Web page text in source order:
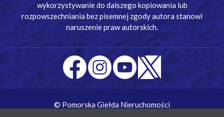
wykorzystywanie do dalszego kopiowania lub
rozpowszechniania bez pisemnej zgody autora stanowi
naruszenie praw autorskich.
© Pomorska Giełda Nieruchomości